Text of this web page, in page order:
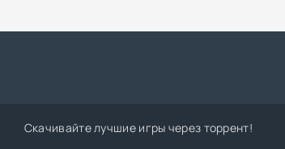
Скачивайте лучшие игры через торрент!